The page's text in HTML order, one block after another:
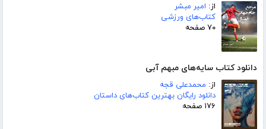
از: امیر مبشر
کتاب‌های ورزشی
۷۰ صفحه
دانلود کتاب سایه‌های مبهم آبی
از: محمدعلی قجه
دانلود رایگان بهترین کتاب‌های داستان
۱۷۶ صفحه